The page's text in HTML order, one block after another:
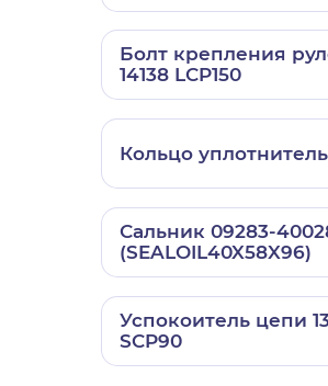
Болт крепления
14138 LCP150
Кольцо
Сальник 09283-
(SEALOIL40X58X96)
Успокоитель цепи
SCP90